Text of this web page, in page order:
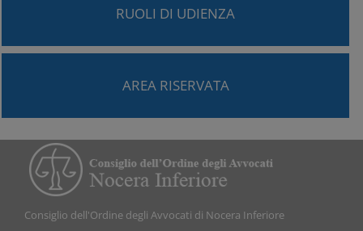
RUOLI DI UDIENZA
AREA RISERVATA
Consiglio dell'Ordine degli Avvocati di Nocera Inferiore